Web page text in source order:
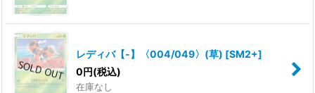
レディバ【-】〈004/049〉(草) [SM2+]
0円(税込)
在庫なし